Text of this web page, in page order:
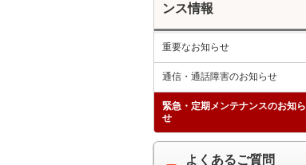
ンス情報
重要なお知らせ
通信・通話障害のお知らせ
緊急・定期メンテナンスのお知ら
せ
よくあるご質問